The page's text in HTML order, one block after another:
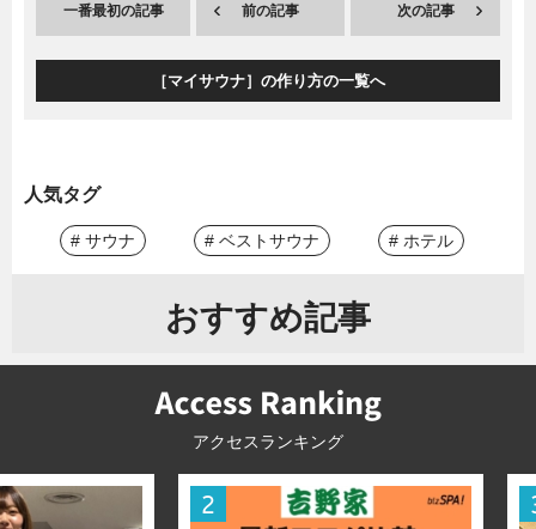
一番最初の記事 前の記事 次の記事
［マイサウナ］の作り方の一覧へ
人気タグ
# サウナ # ベストサウナ # ホテル
おすすめ記事
アクセスランキング